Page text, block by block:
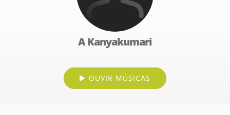
A Kanyakumari
OUVIR MÚSICAS